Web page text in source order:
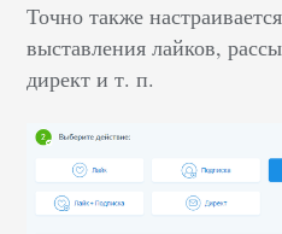
Точно также
выставления лайков,
директ и т. п.